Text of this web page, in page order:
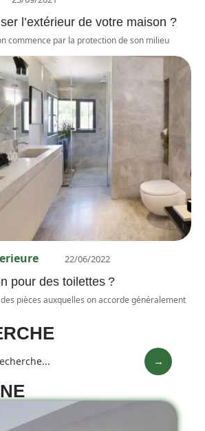
l’extérieur de votre maison ?
commence par la protection de son milieu
22/06/2022
pour des toilettes ?
pièces auxquelles on accorde généralement